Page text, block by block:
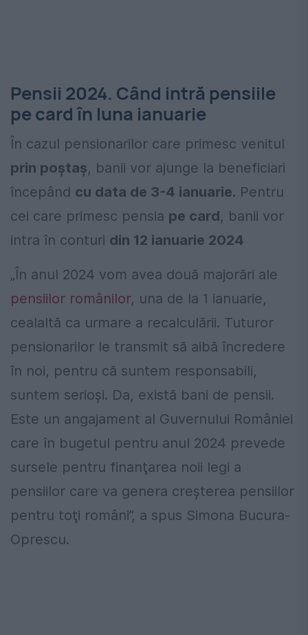
Pensii 2024. Când intră pensiile
pe card în luna ianuarie
În cazul pensionarilor care primesc venitul
prin poștaș, banii vor ajunge la beneficiari
începând cu data de 3-4 ianuarie. Pentru
cei care primesc pensia pe card, banii vor
intra în conturi din 12 ianuarie 2024
„În anul 2024 vom avea două majorări ale
pensiilor românilor, una de la 1 ianuarie,
cealaltă ca urmare a recalculării. Tuturor
pensionarilor le transmit să aibă încredere
în noi, pentru că suntem responsabili,
suntem serioşi. Da, există bani de pensii.
Este un angajament al Guvernului României
care în bugetul pentru anul 2024 prevede
sursele pentru finanţarea noii legi a
pensiilor care va genera creşterea pensiilor
pentru toţi români”, a spus Simona Bucura-
Oprescu.